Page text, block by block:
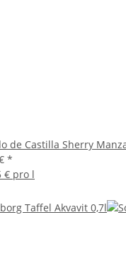
de Castilla Sherry
*
€ pro l